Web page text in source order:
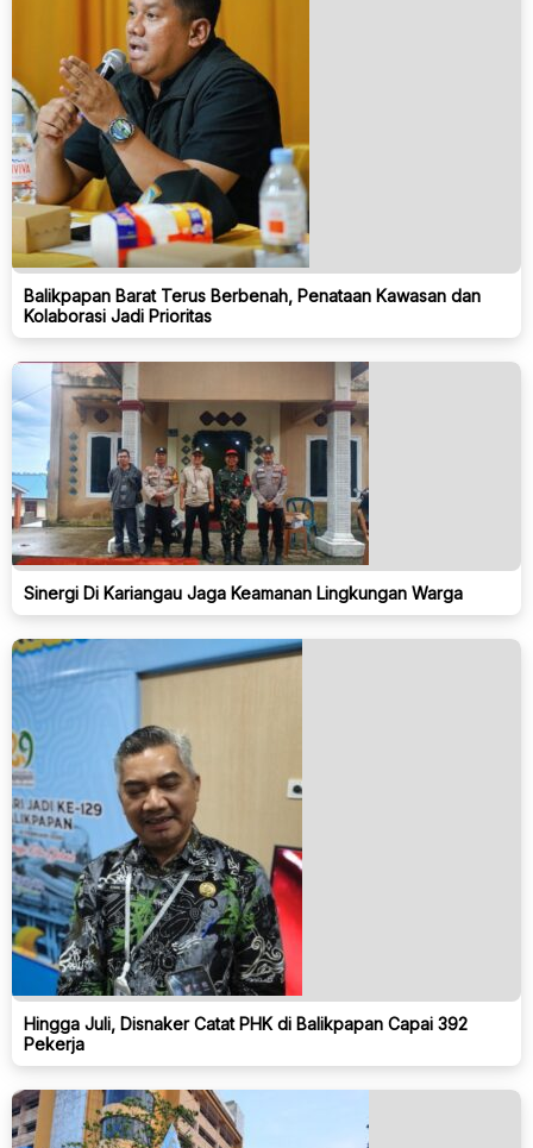
Balikpapan Barat Terus Berbenah, Penataan Kawasan dan
Kolaborasi Jadi Prioritas
Sinergi Di Kariangau Jaga Keamanan Lingkungan Warga
Hingga Juli, Disnaker Catat PHK di Balikpapan Capai 392
Pekerja